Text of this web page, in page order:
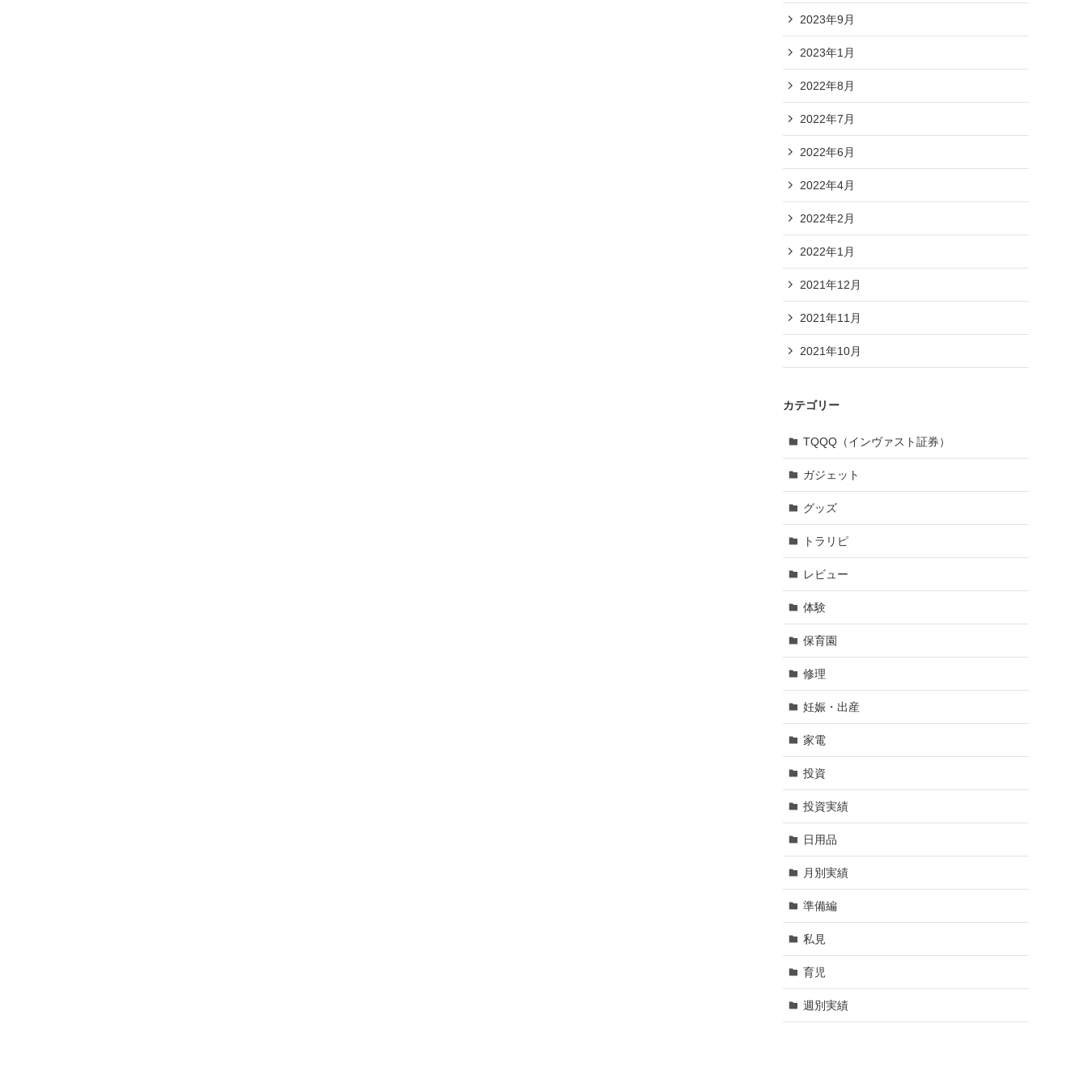
2023年9月
2023年1月
2022年8月
2022年7月
2022年6月
2022年4月
2022年2月
2022年1月
2021年12月
2021年11月
2021年10月
カテゴリー
TQQQ（インヴァスト証券）
ガジェット
グッズ
トラリピ
レビュー
体験
保育園
修理
妊娠・出産
家電
投資
投資実績
日用品
月別実績
準備編
私見
育児
週別実績